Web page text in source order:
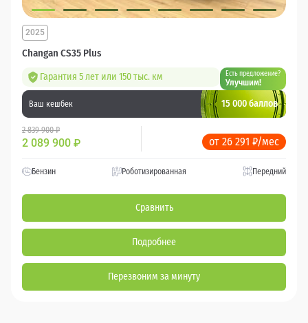
Changan CS35 Plus
2025
Гарантия 5 лет или 150 тыс. км Есть предложение?
Улучшим!
Ваш кешбек 15 000 баллов
2 839 900 ₽
2 089 900 ₽ от 26 291 ₽/мес
Бензин Роботизированная Передний
Сравнить
Подробнее
Перезвоним за минуту